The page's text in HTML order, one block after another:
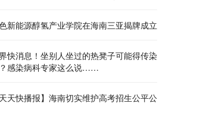
新能源醇氢产业学院在海南三亚揭牌成立
快消息！坐别人坐过的热凳子可能得传染
感染病科专家这么说……
天天快播报】海南切实维护高考招生公平公